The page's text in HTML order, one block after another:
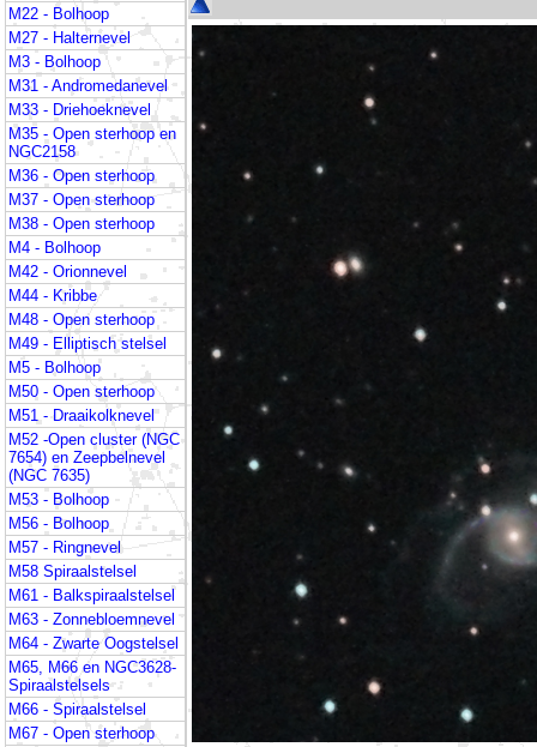
M22 - Bolhoop
M27 - Halternevel
M3 - Bolhoop
M31 - Andromedanevel
M33 - Driehoeknevel
M35 - Open sterhoop en
NGC2158
M36 - Open sterhoop
M37 - Open sterhoop
M38 - Open sterhoop
M4 - Bolhoop
M42 - Orionnevel
M44 - Kribbe
M48 - Open sterhoop
M49 - Elliptisch stelsel
M5 - Bolhoop
M50 - Open sterhoop
M51 - Draaikolknevel
M52 -Open cluster (NGC
7654) en Zeepbelnevel
(NGC 7635)
M53 - Bolhoop
M56 - Bolhoop
M57 - Ringnevel
M58 Spiraalstelsel
M61 - Balkspiraalstelsel
M63 - Zonnebloemnevel
M64 - Zwarte Oogstelsel
M65, M66 en NGC3628-
Spiraalstelsels
M66 - Spiraalstelsel
M67 - Open sterhoop